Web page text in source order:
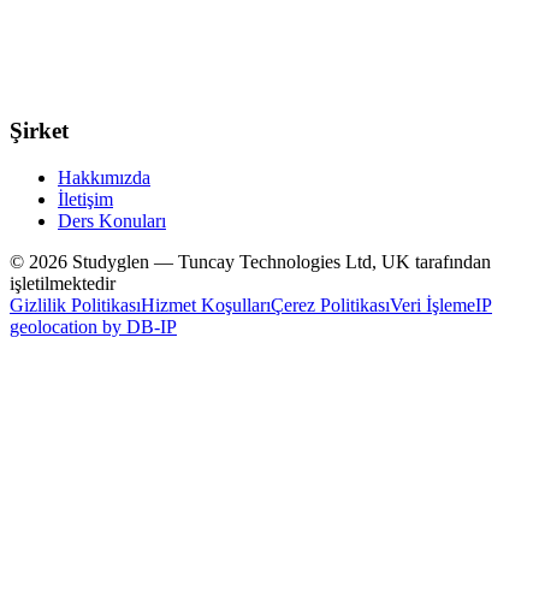
Şirket
Hakkımızda
İletişim
Ders Konuları
© 2026 Studyglen — Tuncay Technologies Ltd, UK tarafından
işletilmektedir
Gizlilik PolitikasıHizmet KoşullarıÇerez PolitikasıVeri İşlemeIP
geolocation by DB-IP